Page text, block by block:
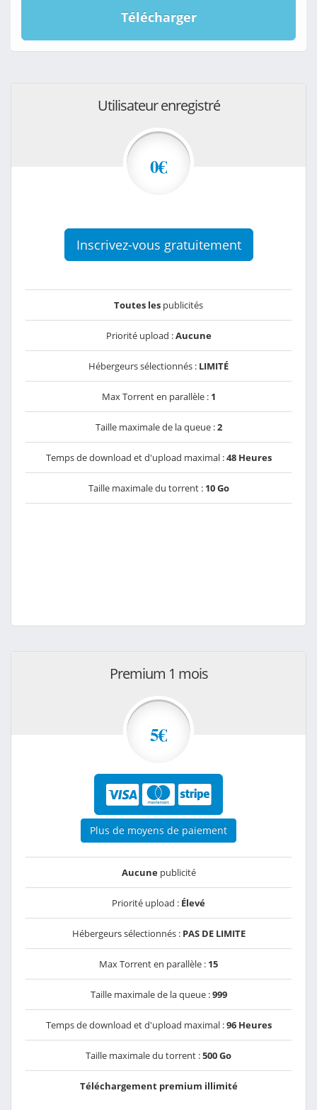
Télécharger
Utilisateur enregistré
0€
Inscrivez-vous gratuitement
Toutes les publicités
Priorité upload :Aucune
Hébergeurs sélectionnés : LIMITÉ
Max Torrent en parallèle : 1
Taille maximale de la queue :2
Temps de download et d'upload maximal :48 Heures
Taille maximale du torrent : 10 Go
Premium 1 mois
5€
Plus de moyens de paiement
Aucunepublicité
Priorité upload : Élevé
Hébergeurs sélectionnés : PAS DE LIMITE
Max Torrent en parallèle : 15
Taille maximale de la queue :999
Temps de download et d'upload maximal :96 Heures
Taille maximale du torrent :500 Go
Téléchargement premium illimité